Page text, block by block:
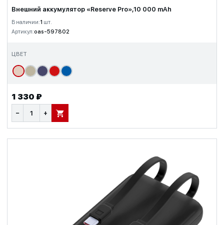
Внешний аккумулятор «Reserve Pro»,10 000 mAh
В наличии:1 шт.
Артикул:oas-597802
ЦВЕТ
1 330 ₽
− + В КОРЗИНУ